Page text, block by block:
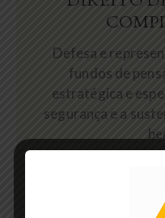
Defesa e
fundos de
estratégica e
segurança e a